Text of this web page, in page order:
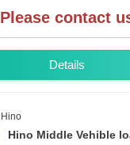
Please contact
Details
Hino
Hino Middle Vehible